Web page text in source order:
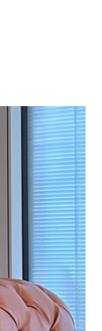
come la
lo